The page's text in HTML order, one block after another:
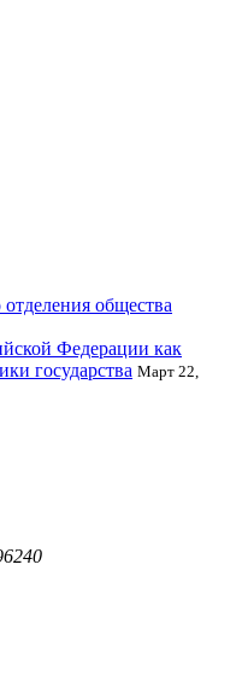
общества
Федерации как
государства Март 22,